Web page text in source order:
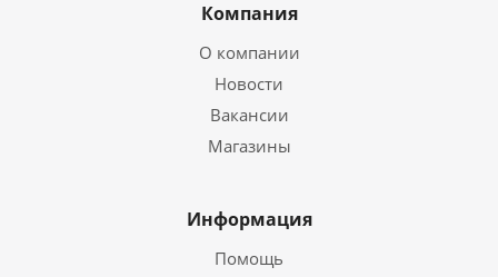
Компания
О компании
Новости
Вакансии
Магазины
Информация
Помощь